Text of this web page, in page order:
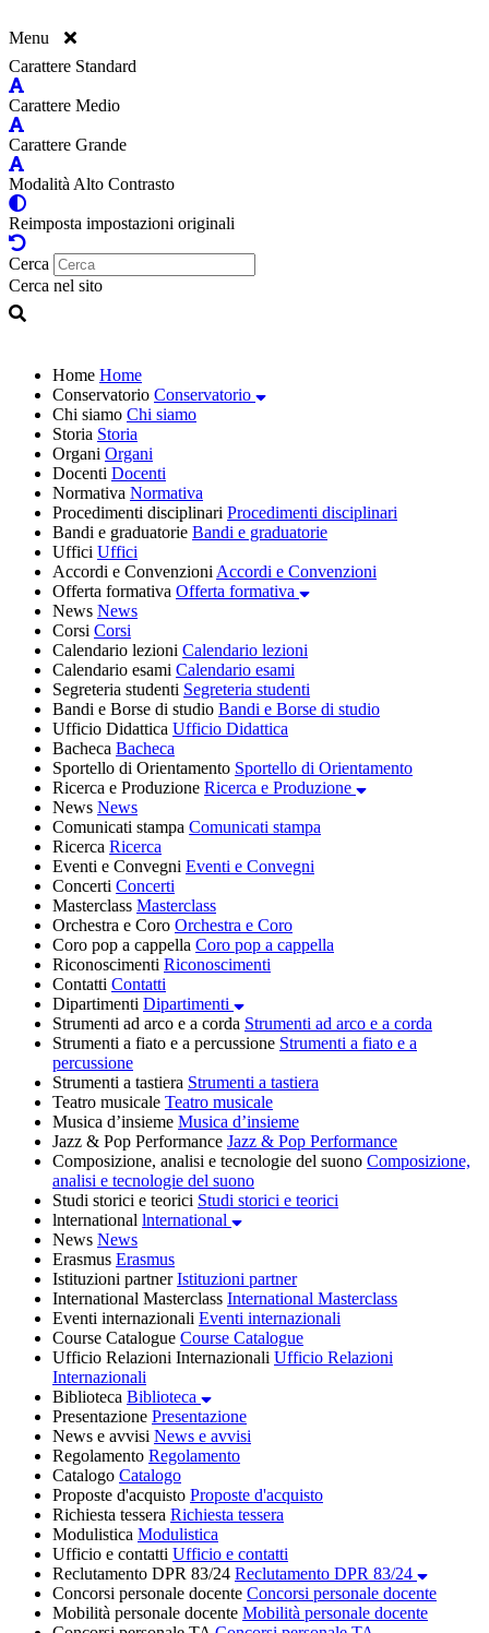
Menu
Carattere Standard
Carattere Medio
Carattere Grande
Modalità Alto Contrasto
Reimposta impostazioni originali
Cerca
Cerca nel sito
Home Home
Conservatorio Conservatorio
Chi siamo Chi siamo
Storia Storia
Organi Organi
Docenti Docenti
Normativa Normativa
Procedimenti disciplinari Procedimenti disciplinari
Bandi e graduatorie Bandi e graduatorie
Uffici Uffici
Accordi e Convenzioni Accordi e Convenzioni
Offerta formativa Offerta formativa
News News
Corsi Corsi
Calendario lezioni Calendario lezioni
Calendario esami Calendario esami
Segreteria studenti Segreteria studenti
Bandi e Borse di studio Bandi e Borse di studio
Ufficio Didattica Ufficio Didattica
Bacheca Bacheca
Sportello di Orientamento Sportello di Orientamento
Ricerca e Produzione Ricerca e Produzione
News News
Comunicati stampa Comunicati stampa
Ricerca Ricerca
Eventi e Convegni Eventi e Convegni
Concerti Concerti
Masterclass Masterclass
Orchestra e Coro Orchestra e Coro
Coro pop a cappella Coro pop a cappella
Riconoscimenti Riconoscimenti
Contatti Contatti
Dipartimenti Dipartimenti
Strumenti ad arco e a corda Strumenti ad arco e a corda
Strumenti a fiato e a percussione Strumenti a fiato e a
percussione
Strumenti a tastiera Strumenti a tastiera
Teatro musicale Teatro musicale
Musica d’insieme Musica d’insieme
Jazz & Pop Performance Jazz & Pop Performance
Composizione, analisi e tecnologie del suono Composizione,
analisi e tecnologie del suono
Studi storici e teorici Studi storici e teorici
lnternational lnternational
News News
Erasmus Erasmus
Istituzioni partner Istituzioni partner
International Masterclass International Masterclass
Eventi internazionali Eventi internazionali
Course Catalogue Course Catalogue
Ufficio Relazioni Internazionali Ufficio Relazioni
Internazionali
Biblioteca Biblioteca
Presentazione Presentazione
News e avvisi News e avvisi
Regolamento Regolamento
Catalogo Catalogo
Proposte d'acquisto Proposte d'acquisto
Richiesta tessera Richiesta tessera
Modulistica Modulistica
Ufficio e contatti Ufficio e contatti
Reclutamento DPR 83/24 Reclutamento DPR 83/24
Concorsi personale docente Concorsi personale docente
Mobilità personale docente Mobilità personale docente